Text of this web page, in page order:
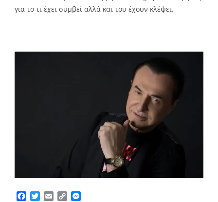
για το τι έχει συμβεί αλλά και του έχουν κλέψει.
Facebook
TwitterEmailCopy